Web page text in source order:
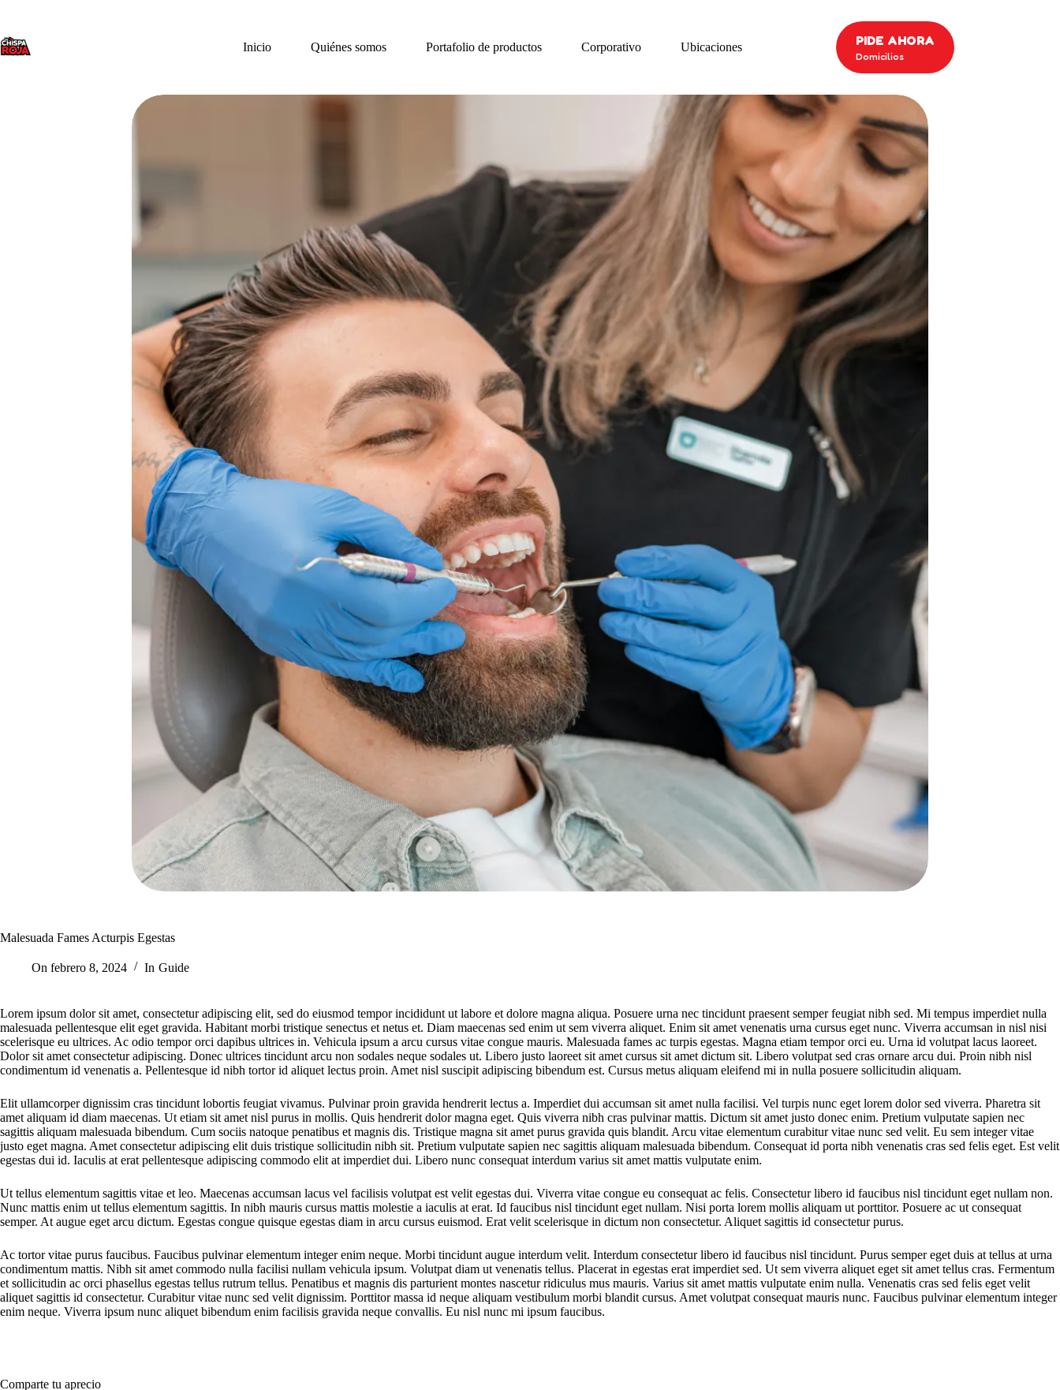
contenido
Inicio
Quiénes somos Portafolio de productos Corporativo Ubicaciones PIDE AHORA
Domicilios
Malesuada Fames Acturpis Egestas
On febrero 8, 2024 In Guide
Lorem ipsum dolor sit amet, consectetur adipiscing elit, sed do eiusmod tempor incididunt ut labore et dolore magna aliqua. Posuere urna nec tincidunt praesent semper feugiat nibh sed. Mi tempus imperdiet nulla
malesuada pellentesque elit eget gravida. Habitant morbi tristique senectus et netus et. Diam maecenas sed enim ut sem viverra aliquet. Enim sit amet venenatis urna cursus eget nunc. Viverra accumsan in nisl nisi
scelerisque eu ultrices. Ac odio tempor orci dapibus ultrices in. Vehicula ipsum a arcu cursus vitae congue mauris. Malesuada fames ac turpis egestas. Magna etiam tempor orci eu. Urna id volutpat lacus laoreet.
Dolor sit amet consectetur adipiscing. Donec ultrices tincidunt arcu non sodales neque sodales ut. Libero justo laoreet sit amet cursus sit amet dictum sit. Libero volutpat sed cras ornare arcu dui. Proin nibh nisl
condimentum id venenatis a. Pellentesque id nibh tortor id aliquet lectus proin. Amet nisl suscipit adipiscing bibendum est. Cursus metus aliquam eleifend mi in nulla posuere sollicitudin aliquam.
Elit ullamcorper dignissim cras tincidunt lobortis feugiat vivamus. Pulvinar proin gravida hendrerit lectus a. Imperdiet dui accumsan sit amet nulla facilisi. Vel turpis nunc eget lorem dolor sed viverra. Pharetra sit
amet aliquam id diam maecenas. Ut etiam sit amet nisl purus in mollis. Quis hendrerit dolor magna eget. Quis viverra nibh cras pulvinar mattis. Dictum sit amet justo donec enim. Pretium vulputate sapien nec
sagittis aliquam malesuada bibendum. Cum sociis natoque penatibus et magnis dis. Tristique magna sit amet purus gravida quis blandit. Arcu vitae elementum curabitur vitae nunc sed velit. Eu sem integer vitae
justo eget magna. Amet consectetur adipiscing elit duis tristique sollicitudin nibh sit. Pretium vulputate sapien nec sagittis aliquam malesuada bibendum. Consequat id porta nibh venenatis cras sed felis eget. Est velit
egestas dui id. Iaculis at erat pellentesque adipiscing commodo elit at imperdiet dui. Libero nunc consequat interdum varius sit amet mattis vulputate enim.
Ut tellus elementum sagittis vitae et leo. Maecenas accumsan lacus vel facilisis volutpat est velit egestas dui. Viverra vitae congue eu consequat ac felis. Consectetur libero id faucibus nisl tincidunt eget nullam non.
Nunc mattis enim ut tellus elementum sagittis. In nibh mauris cursus mattis molestie a iaculis at erat. Id faucibus nisl tincidunt eget nullam. Nisi porta lorem mollis aliquam ut porttitor. Posuere ac ut consequat
semper. At augue eget arcu dictum. Egestas congue quisque egestas diam in arcu cursus euismod. Erat velit scelerisque in dictum non consectetur. Aliquet sagittis id consectetur purus.
Ac tortor vitae purus faucibus. Faucibus pulvinar elementum integer enim neque. Morbi tincidunt augue interdum velit. Interdum consectetur libero id faucibus nisl tincidunt. Purus semper eget duis at tellus at urna
condimentum mattis. Nibh sit amet commodo nulla facilisi nullam vehicula ipsum. Volutpat diam ut venenatis tellus. Placerat in egestas erat imperdiet sed. Ut sem viverra aliquet eget sit amet tellus cras. Fermentum
et sollicitudin ac orci phasellus egestas tellus rutrum tellus. Penatibus et magnis dis parturient montes nascetur ridiculus mus mauris. Varius sit amet mattis vulputate enim nulla. Venenatis cras sed felis eget velit
aliquet sagittis id consectetur. Curabitur vitae nunc sed velit dignissim. Porttitor massa id neque aliquam vestibulum morbi blandit cursus. Amet volutpat consequat mauris nunc. Faucibus pulvinar elementum integer
enim neque. Viverra ipsum nunc aliquet bibendum enim facilisis gravida neque convallis. Eu nisl nunc mi ipsum faucibus.
Comparte tu aprecio